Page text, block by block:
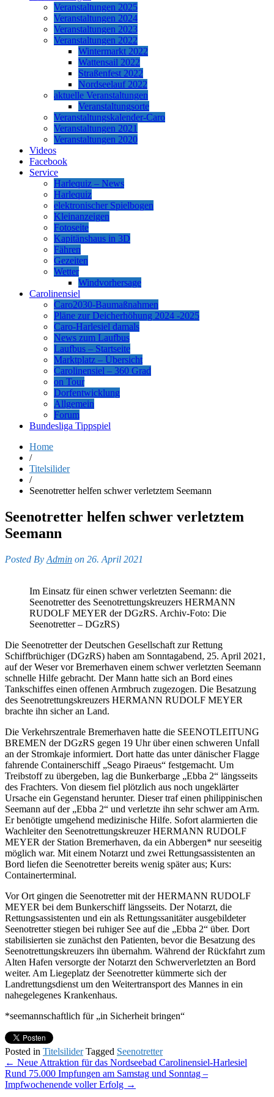
Veranstaltungen 2025
Veranstaltungen 2024
Veranstaltungen 2023
Veranstaltungen 2022
Wintermarkt 2022
Wattensail 2022
Straßenfest 2022
Nordseelauf 2022
aktuelle Veranstaltungen
Veranstaltungsorte
Veranstaltungskalender-Caro
Veranstaltungen 2021
Veranstaltungen 2020
Videos
Facebook
Service
Harlequiz – News
Harlequiz
elektronischer Spielbogen
Kleinanzeigen
Fotoseite
Kapitänshaus in 3D
Fähren
Gezeiten
Wetter
Windvorhersage
Carolinensiel
Caro2030-Baumaßnahmen
Pläne zur Deicherhöhung 2024 -2025
Caro-Harlesiel damals
News zum Laufbus
Laufbus – Startseite
Marktplatz – Übersicht
Carolinensiel – 360 Grad
on Tour
Dorfentwicklung
Allgemein
Forum
Bundesliga Tippspiel
Home
/
Titelsilider
/
Seenotretter helfen schwer verletztem Seemann
Seenotretter helfen schwer verletztem
Seemann
Posted By Admin on 26. April 2021
Im Einsatz für einen schwer verletzten Seemann: die
Seenotretter des Seenotrettungskreuzers HERMANN
RUDOLF MEYER der DGzRS. Archiv-Foto: Die
Seenotretter – DGzRS)
Die Seenotretter der Deutschen Gesellschaft zur Rettung
Schiffbrüchiger (DGzRS) haben am Sonntagabend, 25. April 2021,
auf der Weser vor Bremerhaven einem schwer verletzten Seemann
schnelle Hilfe gebracht. Der Mann hatte sich an Bord eines
Tankschiffes einen offenen Armbruch zugezogen. Die Besatzung
des Seenotrettungskreuzers HERMANN RUDOLF MEYER
brachte ihn sicher an Land.
Die Verkehrszentrale Bremerhaven hatte die SEENOTLEITUNG
BREMEN der DGzRS gegen 19 Uhr über einen schweren Unfall
an der Stromkaje informiert. Dort hatte das unter dänischer Flagge
fahrende Containerschiff „Seago Piraeus“ festgemacht. Um
Treibstoff zu übergeben, lag die Bunkerbarge „Ebba 2“ längsseits
des Frachters. Von diesem fiel plötzlich aus noch ungeklärter
Ursache ein Gegenstand herunter. Dieser traf einen philippinischen
Seemann auf der „Ebba 2“ und verletzte ihn sehr schwer am Arm.
Er benötigte umgehend medizinische Hilfe. Sofort alarmierten die
Wachleiter den Seenotrettungskreuzer HERMANN RUDOLF
MEYER der Station Bremerhaven, da ein Abbergen* nur seeseitig
möglich war. Mit einem Notarzt und zwei Rettungsassistenten an
Bord liefen die Seenotretter bereits wenig später aus; Kurs:
Containerterminal.
Vor Ort gingen die Seenotretter mit der HERMANN RUDOLF
MEYER bei dem Bunkerschiff längsseits. Der Notarzt, die
Rettungsassistenten und ein als Rettungssanitäter ausgebildeter
Seenotretter stiegen bei ruhiger See auf die „Ebba 2“ über. Dort
stabilisierten sie zunächst den Patienten, bevor die Besatzung des
Seenotrettungskreuzers ihn übernahm. Während der Rückfahrt zum
Alten Hafen versorgte der Notarzt den Schwerverletzten an Bord
weiter. Am Liegeplatz der Seenotretter kümmerte sich der
Landrettungsdienst um den Weitertransport des Mannes in ein
nahegelegenes Krankenhaus.
*seemannschaftlich für „in Sicherheit bringen“
Posted in TitelsiliderTagged Seenotretter
Post
navigation
← Neue Attraktion für das Nordseebad Carolinensiel-Harlesiel
Rund 75.000 Impfungen am Samstag und Sonntag –
Impfwochenende voller Erfolg →